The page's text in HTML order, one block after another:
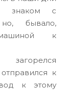
знаком с
но, бывало,
к
к
к этому